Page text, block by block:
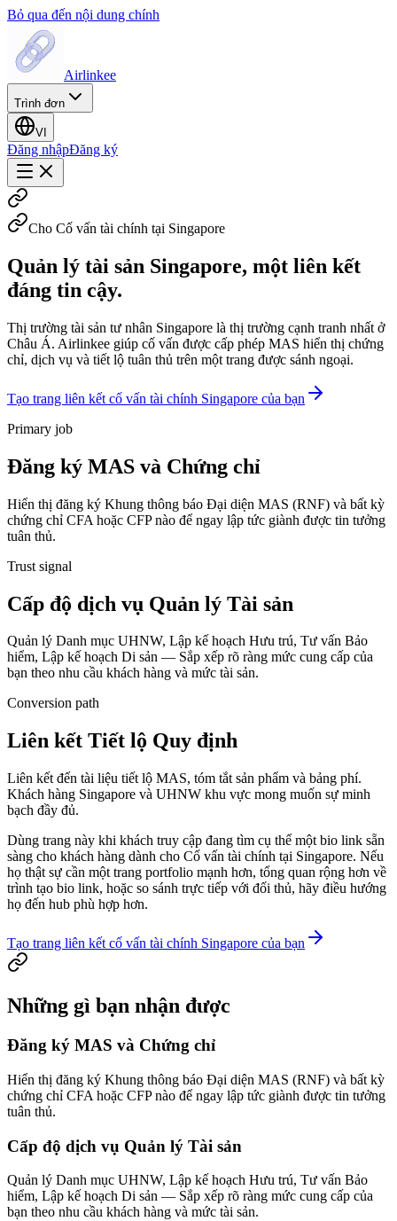
Bỏ qua đến nội dung chính
Airlinkee
Trình đơn
VI
Đăng nhậpĐăng ký
Cho Cố vấn tài chính tại Singapore
Quản lý tài sản Singapore, một liên kết
đáng tin cậy.
Thị trường tài sản tư nhân Singapore là thị trường cạnh tranh nhất ở
Châu Á. Airlinkee giúp cố vấn được cấp phép MAS hiển thị chứng
chỉ, dịch vụ và tiết lộ tuân thủ trên một trang được sánh ngoại.
Tạo trang liên kết cố vấn tài chính Singapore của bạn
Primary job
Đăng ký MAS và Chứng chỉ
Hiển thị đăng ký Khung thông báo Đại diện MAS (RNF) và bất kỳ
chứng chỉ CFA hoặc CFP nào để ngay lập tức giành được tin tưởng
tuân thủ.
Trust signal
Cấp độ dịch vụ Quản lý Tài sản
Quản lý Danh mục UHNW, Lập kế hoạch Hưu trú, Tư vấn Bảo
hiểm, Lập kế hoạch Di sản — Sắp xếp rõ ràng mức cung cấp của
bạn theo nhu cầu khách hàng và mức tài sản.
Conversion path
Liên kết Tiết lộ Quy định
Liên kết đến tài liệu tiết lộ MAS, tóm tắt sản phẩm và bảng phí.
Khách hàng Singapore và UHNW khu vực mong muốn sự minh
bạch đầy đủ.
Dùng trang này khi khách truy cập đang tìm cụ thể một bio link sẵn
sàng cho khách hàng dành cho Cố vấn tài chính tại Singapore. Nếu
họ thật sự cần một trang portfolio mạnh hơn, tổng quan rộng hơn về
trình tạo bio link, hoặc so sánh trực tiếp với đối thủ, hãy điều hướng
họ đến hub phù hợp hơn.
Tạo trang liên kết cố vấn tài chính Singapore của bạn
Những gì bạn nhận được
Đăng ký MAS và Chứng chỉ
Hiển thị đăng ký Khung thông báo Đại diện MAS (RNF) và bất kỳ
chứng chỉ CFA hoặc CFP nào để ngay lập tức giành được tin tưởng
tuân thủ.
Cấp độ dịch vụ Quản lý Tài sản
Quản lý Danh mục UHNW, Lập kế hoạch Hưu trú, Tư vấn Bảo
hiểm, Lập kế hoạch Di sản — Sắp xếp rõ ràng mức cung cấp của
bạn theo nhu cầu khách hàng và mức tài sản.